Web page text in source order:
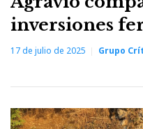
inversiones
17 de julio de 2025 Grupo